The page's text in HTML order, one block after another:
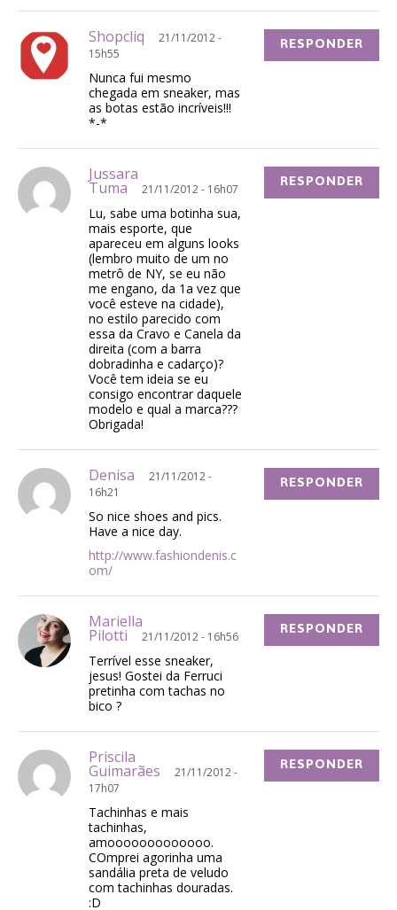
Shopcliq
21/11/2012 -
15h55
Nunca fui mesmo
chegada em sneaker, mas
as botas estão incríveis!!!
*-*
RESPONDER
Jussara
Tuma 21/11/2012 - 16h07
Lu, sabe uma botinha sua,
mais esporte, que
apareceu em alguns looks
(lembro muito de um no
metrô de NY, se eu não
me engano, da 1a vez que
você esteve na cidade),
no estilo parecido com
essa da Cravo e Canela da
direita (com a barra
dobradinha e cadarço)?
Você tem ideia se eu
consigo encontrar daquele
modelo e qual a marca???
Obrigada!
RESPONDER
Denisa
21/11/2012 -
16h21
So nice shoes and pics.
Have a nice day.
http://www.fashiondenis.c
om/
RESPONDER
Mariella
Pilotti 21/11/2012 - 16h56
Terrível esse sneaker,
jesus! Gostei da Ferruci
pretinha com tachas no
bico ?
RESPONDER
Priscila
Guimarães
21/11/2012 -
17h07
Tachinhas e mais
tachinhas,
amooooooooooooo.
COmprei agorinha uma
sandália preta de veludo
com tachinhas douradas.
:D
RESPONDER